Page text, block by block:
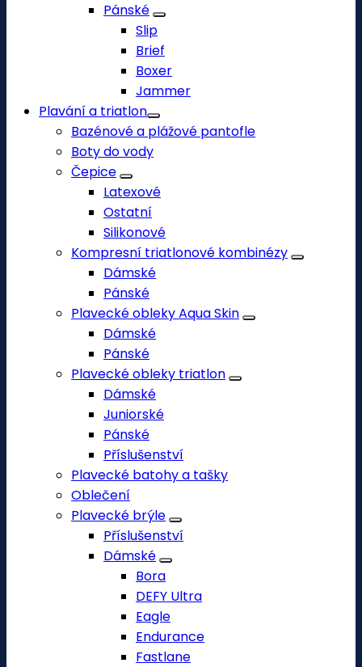
Pánské
Slip
Brief
Boxer
Jammer
Plavání a triatlon
Bazénové a plážové pantofle
Boty do vody
Čepice
Latexové
Ostatní
Silikonové
Kompresní triatlonové kombinézy
Dámské
Pánské
Plavecké obleky Aqua Skin
Dámské
Pánské
Plavecké obleky triatlon
Dámské
Juniorské
Pánské
Příslušenství
Plavecké batohy a tašky
Oblečení
Plavecké brýle
Příslušenství
Dámské
Bora
DEFY Ultra
Eagle
Endurance
Fastlane